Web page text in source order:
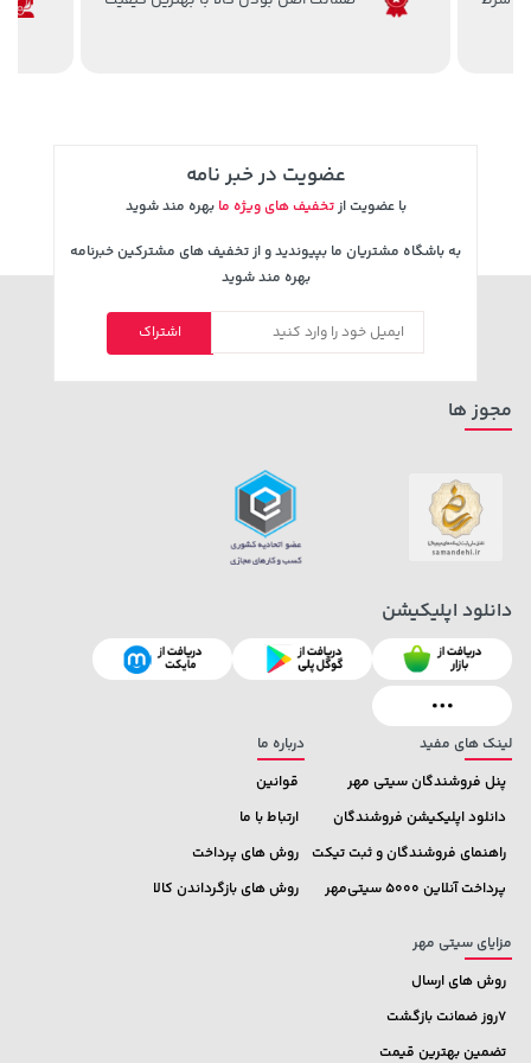
3,679,000 تومان
خرید 67,080,000 تومان
104,880,000 تومان خرید 22,580,000 تومان
عضویت در خبر نامه
با عضویت ازتخفیف های ویژه ما بهره مند شوید
به باشگاه مشتریان ما بپیوندید و از تخفیف های مشترکین خبرنامه
بهره مند شوید
اشتراک
لینک های مفید
پنل فروشندگان سیتی مهر
دانلود اپلیکیشن فروشندگان
راهنمای فروشندگان و ثبت تیکت
پرداخت آنلاین 5000 سیتی‌مهر
درباره ما
قوانین
ارتباط با ما
روش های پرداخت
روش های بازگرداندن کالا
مزایای سیتی مهر
روش های ارسال
7روز ضمانت بازگشت
تضمین بهترین قیمت
مجوز ها
دانلود اپلیکیشن